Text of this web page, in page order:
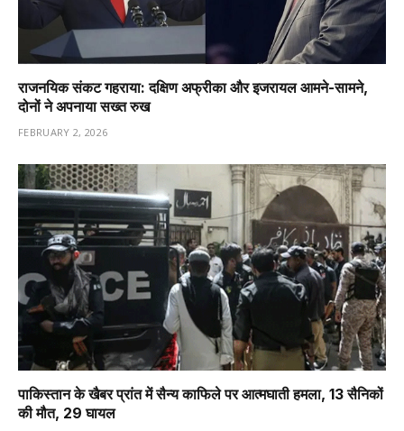
राजनयिक संकट गहराया: दक्षिण अफ्रीका और इजरायल आमने-सामने,
दोनों ने अपनाया सख्त रुख
FEBRUARY 2, 2026
पाकिस्तान के खैबर प्रांत में सैन्य काफिले पर आत्मघाती हमला, 13 सैनिकों
की मौत, 29 घायल